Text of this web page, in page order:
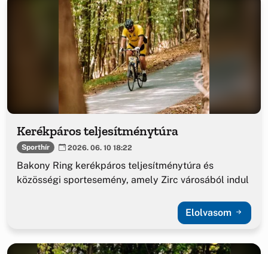
Kerékpáros teljesítménytúra
Sporthír 2026. 06. 10 18:22
Bakony Ring kerékpáros teljesítménytúra és
közösségi sportesemény, amely Zirc városából indul
Elolvasom